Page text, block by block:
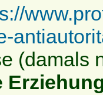
(damals